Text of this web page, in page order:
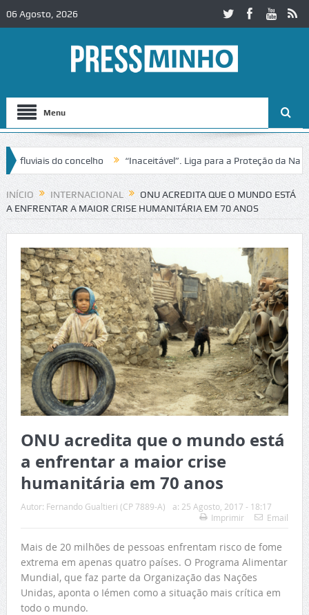
06 Agosto, 2026
Menu
do concelho “Inaceitável”. Liga para a Proteção da Natureza
no IC2 em Alcobaça Igreja do Castelo de Cerveira assegura
INÍCIO INTERNACIONAL
ONU ACREDITA QUE O MUNDO ESTÁ
A ENFRENTAR A MAIOR CRISE HUMANITÁRIA EM 70 ANOS
ONU acredita que o mundo está
a enfrentar a maior crise
humanitária em 70 anos
Autor: Fernando Gualtieri (CP 7889-A) a: 25 Agosto, 2017 - 18:17
Imprimir
Email
Mais de 20 milhões de pessoas enfrentam risco de fome
extrema em apenas quatro países. O Programa Alimentar
Mundial, que faz parte da Organização das Nações
Unidas, aponta o Iémen como a situação mais crítica em
todo o mundo.